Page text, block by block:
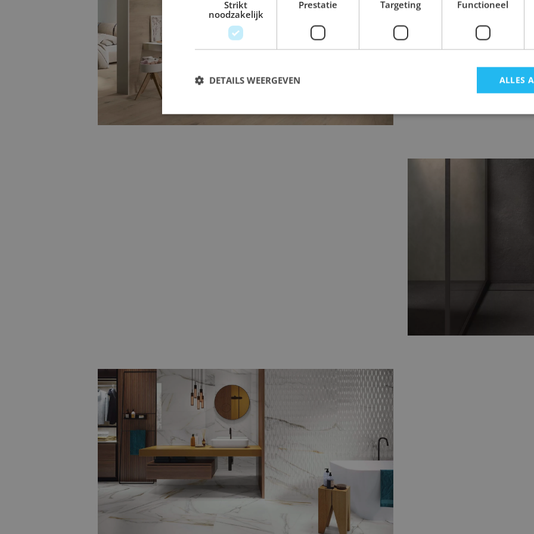
Groot formaat tegels
Met groot formaat tegels
creëert u een rustige, ruimtelijke uitstraling met minder
voegen. Perfect voor een strak en modern design.
. Rijke patronen
Natuursteenlook, hexagon en terrazzo
Voor wie een bijzondere twist wil, zijn ernatuursteenlook
tegels
, speelsehexagon tegelsenterrazzovarianten. Hiermee
maakt u van uw badkamer echt iets unieks.
Strikt
noodzakelijk
Prestatie Targeting
Functioneel
ALLES
DETAILS WEERGEVEN